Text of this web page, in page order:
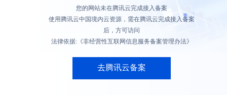
您的网站未在腾讯云完成接入备案
使用腾讯云中国境内云资源，需在腾讯云完成接入备案
后，方可访问
法律依据:《非经营性互联网信息服务备案管理办法》
去腾讯云备案